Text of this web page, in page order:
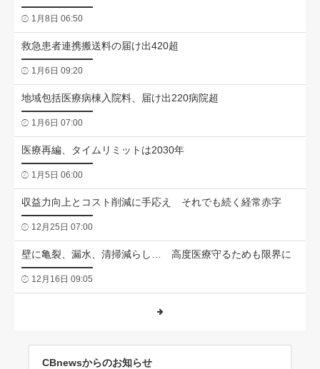
1月8日 06:50
救急患者連携搬送料の届け出420超
1月6日 09:20
地域包括医療病棟入院料、届け出220病院超
1月6日 07:00
医療再編、タイムリミットは2030年
1月5日 06:00
収益力向上とコスト削減に手応え それでも続く経常赤字
12月25日 07:00
壁に亀裂、漏水、清掃減らし… 高度医療守るためも限界に
12月16日 09:05
CBnewsからのお知らせ